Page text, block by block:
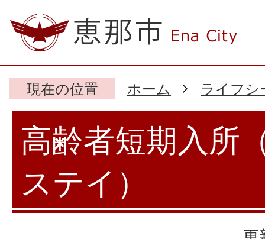
現在の位置 ホーム ライフシ
高齢者短期入所
ステイ）